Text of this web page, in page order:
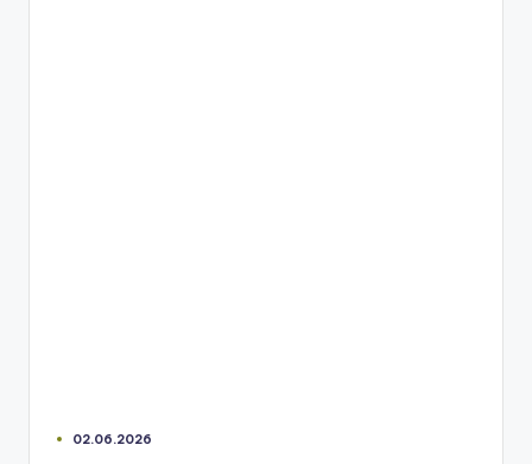
02.06.2026